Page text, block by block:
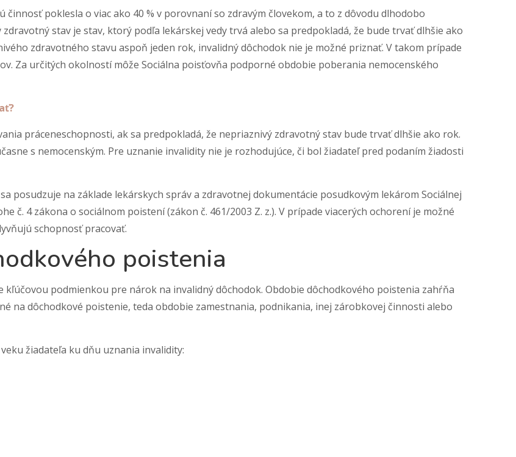
poklesla o viac ako 40 % v porovnaní so zdravým človekom, a to z dôvodu dlhodobo
stav je stav, ktorý podľa lekárskej vedy trvá alebo sa predpokladá, že bude trvať dlhšie ako
zdravotného stavu aspoň jeden rok, invalidný dôchodok nie je možné priznať. V takom prípade
Za určitých okolností môže Sociálna poisťovňa podporné obdobie poberania nemocenského
práceneschopnosti, ak sa predpokladá, že nepriaznivý zdravotný stav bude trvať dlhšie ako rok.
s nemocenským. Pre uznanie invalidity nie je rozhodujúce, či bol žiadateľ pred podaním žiadosti
posudzuje na základe lekárskych správ a zdravotnej dokumentácie posudkovým lekárom Sociálnej
č. 4 zákona o sociálnom poistení (zákon č. 461/2003 Z. z.). V prípade viacerých ochorení je možné
schopnosť pracovať.
poistenia
podmienkou pre nárok na invalidný dôchodok. Obdobie dôchodkového poistenia zahŕňa
na dôchodkové poistenie, teda obdobie zamestnania, podnikania, inej zárobkovej činnosti alebo
žiadateľa ku dňu uznania invalidity: